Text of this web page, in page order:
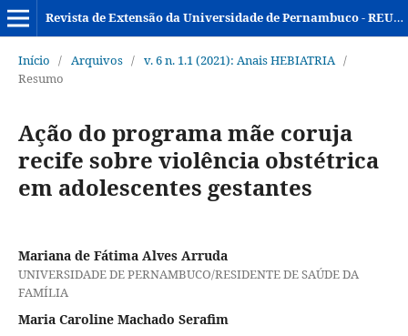
Revista de Extensão da Universidade de Pernambuco - REUPE
Início / Arquivos / v. 6 n. 1.1 (2021): Anais HEBIATRIA /
Resumo
Ação do programa mãe coruja
recife sobre violência obstétrica
em adolescentes gestantes
Mariana de Fátima Alves Arruda
UNIVERSIDADE DE PERNAMBUCO/RESIDENTE DE SAÚDE DA
FAMÍLIA
Maria Caroline Machado Serafim